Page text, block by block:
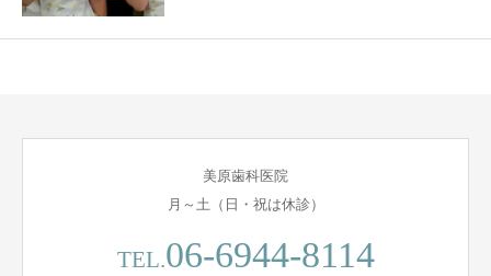
美原歯科医院
月～土（日・祝は休診）
TEL.06-6944-8114